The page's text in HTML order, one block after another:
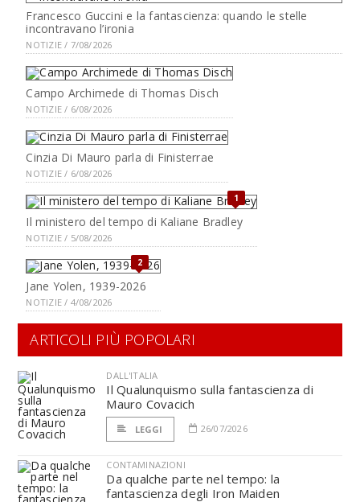
Francesco Guccini e la fantascienza: quando le stelle
incontravano l’ironia
NOTIZIE / 7/08/2026
Campo Archimede di Thomas Disch
NOTIZIE / 6/08/2026
Cinzia Di Mauro parla di Finisterrae
NOTIZIE / 6/08/2026
1
Il ministero del tempo di Kaliane Bradley
NOTIZIE / 5/08/2026
2
Jane Yolen, 1939-2026
NOTIZIE / 4/08/2026
ARTICOLI PIÙ POPOLARI
DALL'ITALIA
Il Qualunquismo sulla fantascienza di
Mauro Covacich
LEGGI 26/07/2026
CONTAMINAZIONI
Da qualche parte nel tempo: la
fantascienza degli Iron Maiden